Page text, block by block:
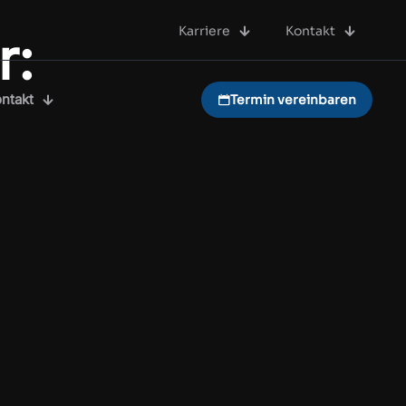
Karriere Kontakt
Termin vereinbaren